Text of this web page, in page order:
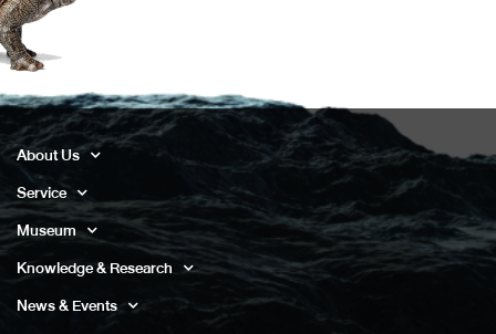
About Us
Service
Museum
Knowledge & Research
News & Events